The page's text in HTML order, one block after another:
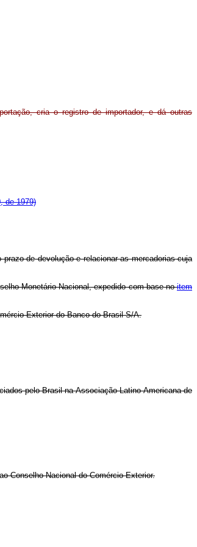
cria o registro de importador, e dá outras
de 1979)
de devolução e relacionar as mercadorias cuja
Monetário Nacional, expedido com base noitem
Exterior do Banco do Brasil S/A.
pelo Brasil na Associação Latino-Americana de
Conselho Nacional do Comércio Exterior.